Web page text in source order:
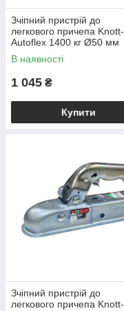
Зчіпний пристрій до
легкового причепа Knott-
Autoflex 1400 кг Ø50 мм
6E0031.002
В наявності
1 045 ₴
Купити
Зчіпний пристрій до
легкового причепа Knott-